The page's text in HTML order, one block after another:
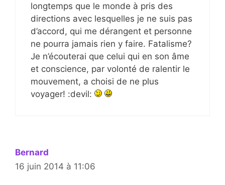
longtemps que le monde à pris des
directions avec lesquelles je ne suis pas
d’accord, qui me dérangent et personne
ne pourra jamais rien y faire. Fatalisme?
Je n’écouterai que celui qui en son âme
et conscience, par volonté de ralentir le
mouvement, a choisi de ne plus
voyager! :devil:
Bernard
16 juin 2014 à 11:06